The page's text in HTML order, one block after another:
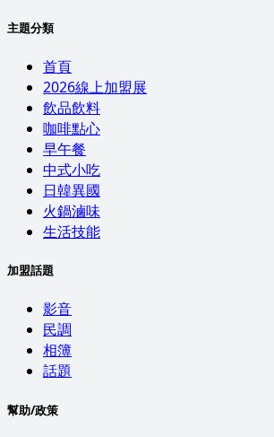
主題分類
首頁
2026線上加盟展
飲品飲料
咖啡點心
早午餐
中式小吃
日韓異國
火鍋滷味
生活技能
加盟話題
影音
民調
相簿
話題
幫助/政策